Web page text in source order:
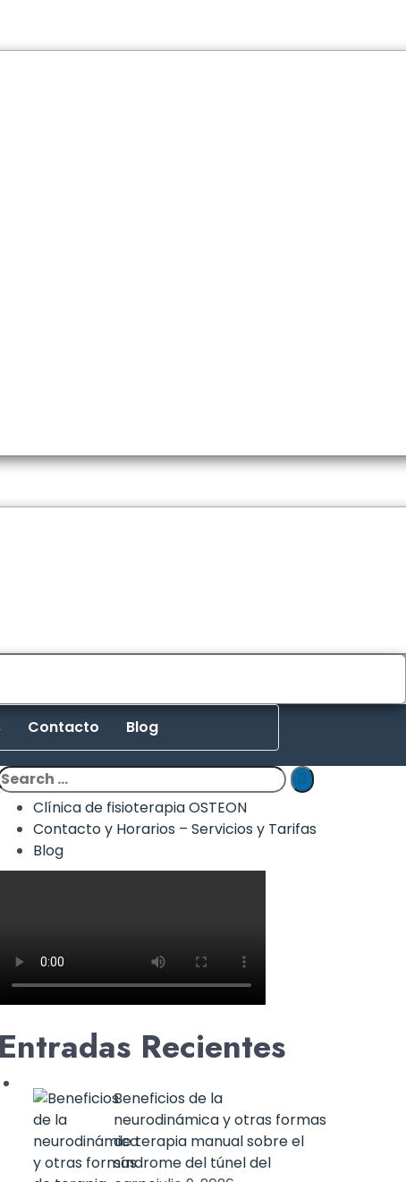
Contacto Blog
Clínica de fisioterapia OSTEON
Contacto y Horarios – Servicios y Tarifas
Blog
Entradas Recientes
Beneficios de la
neurodinámica y otras formas
de terapia manual sobre el
síndrome del túnel del